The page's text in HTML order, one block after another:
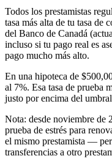
Todos los prestamistas
tasa más alta de tu tasa de
del Banco de Canadá
incluso si tu pago real es
pago mucho más alto.
En una hipoteca de
al 7%. Esa tasa de prueba
justo por encima del
Nota: desde noviembre de
prueba de estrés para
el mismo prestamista —
transferencias a otro